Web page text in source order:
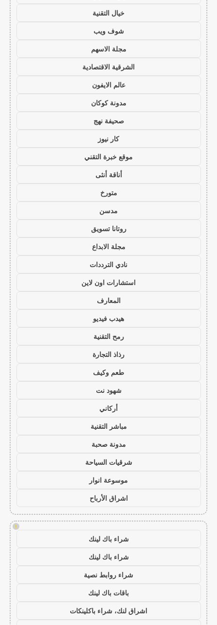
خيال التقنية
شوف ويب
مجلة الاسهم
الشرقية الاقتصادية
عالم الايفون
مدونة كوكان
صحيفة نهج
كار نيوز
موقع خبرة التقني
أناقة أنثى
متورخ
مدسن
روتانا تسويق
مجلة الابداع
نادي الترددات
استشارات اون لاين
المعارف
هيدب فيديو
رمح التقنية
رذاذ التجارة
طعم وكيف
شهود نت
أركاني
مباشر التقنية
مدونة صحبة
شرقيات السياحة
موسوعة انوار
اشراق الأرباح
!
شراء باك لينك
شراء باك لينك
شراء روابط نصية
باقات باك لينك
اشراق لنك، شراء باكلينكات